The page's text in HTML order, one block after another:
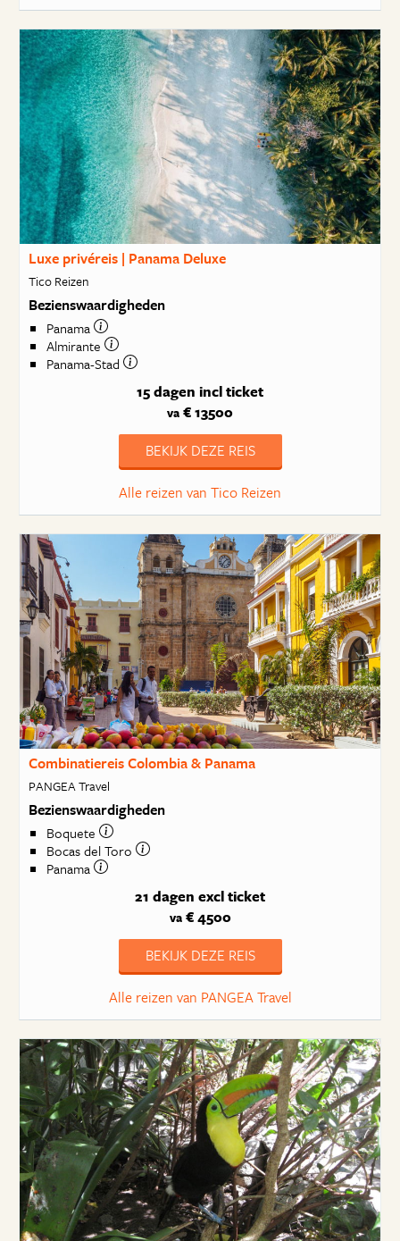
Luxe privéreis | Panama Deluxe
Tico Reizen
Bezienswaardigheden
Panama
Almirante
Panama-Stad
15 dagen incl ticket
va € 13500
BEKIJK DEZE REIS
Alle reizen van Tico Reizen
Combinatiereis Colombia & Panama
PANGEA Travel
Bezienswaardigheden
Boquete
Bocas del Toro
Panama
21 dagen excl ticket
va€ 4500
BEKIJK DEZE REIS
Alle reizen van PANGEA Travel